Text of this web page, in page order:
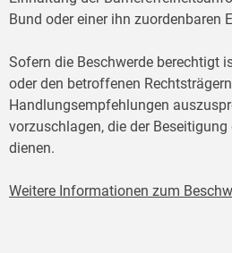
Bund oder einer ihn zuordenbaren
Sofern die Beschwerde berechtigt
oder den betroffenen Rechtsträgern
Handlungsempfehlungen
vorzuschlagen, die der Beseitigung
dienen.
Weitere Informationen zum